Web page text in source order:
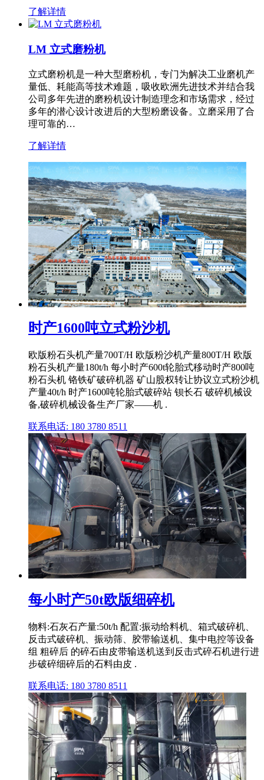
了解详情
LM 立式磨粉机
立式磨粉机是一种大型磨粉机，专门为解决工业磨机产
量低、耗能高等技术难题，吸收欧洲先进技术并结合我
公司多年先进的磨粉机设计制造理念和市场需求，经过
多年的潜心设计改进后的大型粉磨设备。立磨采用了合
理可靠的…
了解详情
时产1600吨立式粉沙机
欧版粉石头机产量700T/H 欧版粉沙机产量800T/H 欧版
粉石头机产量180t/h 每小时产600t轮胎式移动时产800吨
粉石头机 铬铁矿破碎机器 矿山股权转让协议立式粉沙机
产量40t/h 时产1600吨轮胎式破碎站 钡长石 破碎机械设
备,破碎机械设备生产厂家——机 .
联系电话: 180 3780 8511
每小时产50t欧版细碎机
物料:石灰石产量:50t/h 配置:振动给料机、箱式破碎机、
反击式破碎机、振动筛、胶带输送机、集中电控等设备
组 粗碎后 的碎石由皮带输送机送到反击式碎石机进行进
步破碎细碎后的石料由皮 .
联系电话: 180 3780 8511